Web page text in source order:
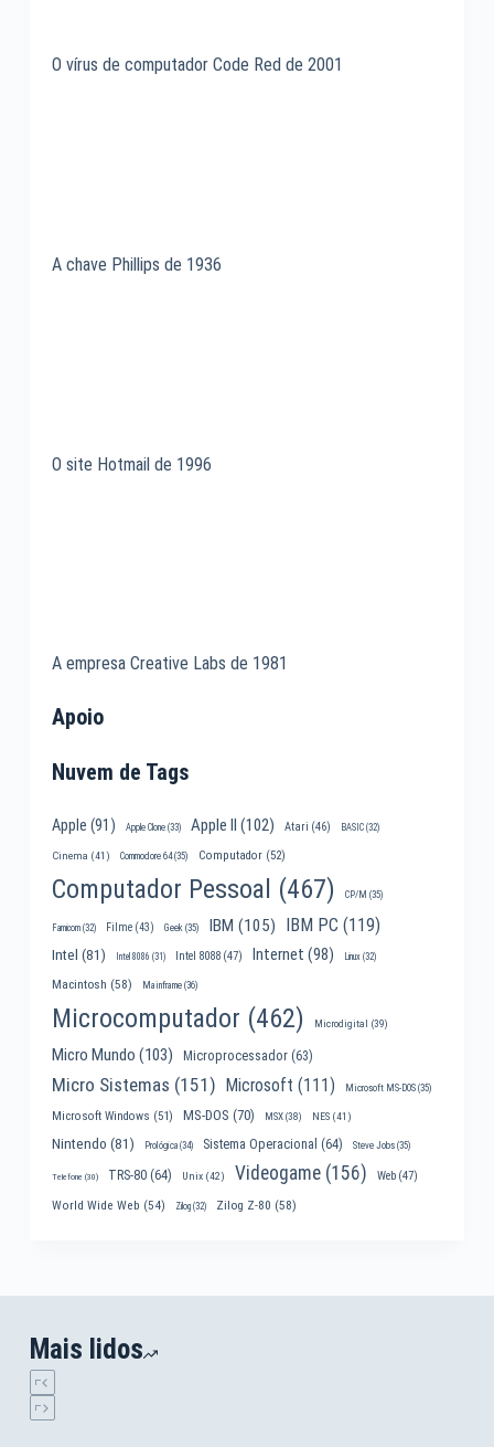
O vírus de computador Code Red de 2001
A chave Phillips de 1936
O site Hotmail de 1996
A empresa Creative Labs de 1981
Apoio
Nuvem de Tags
Apple (91) Apple Clone(33) Apple II (102) Atari (46) BASIC(32)
Cinema (41) Commodore 64(35) Computador(52)
Computador Pessoal (467) CP/M (35)
Famicom(32) Filme(43) Geek(35) IBM (105) IBM PC (119)
Intel (81) Intel 8086 (31) Intel 8088(47) Internet (98) Linux(32)
Macintosh (58) Mainframe(36)
Microcomputador (462) Microdigital (39)
Micro Mundo (103) Microprocessador(63)
Micro Sistemas (151) Microsoft (111) Microsoft MS-DOS(35)
Microsoft Windows (51) MS-DOS (70) MSX(38) NES(41)
Nintendo (81) Prológica(34) Sistema Operacional (64) Steve Jobs(35)
Telefone (30) TRS-80(64) Unix(42) Videogame(156) Web(47)
World Wide Web (54) Zilog(32) Zilog Z-80 (58)
Mais lidos